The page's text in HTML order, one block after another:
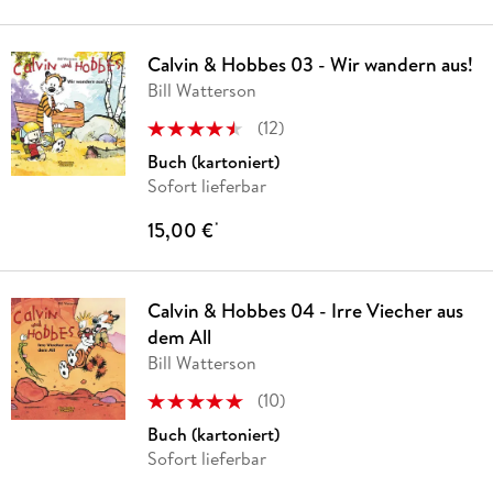
Calvin & Hobbes 03 - Wir wandern aus!
Bill Watterson
(12)
Buch (kartoniert)
Sofort lieferbar
15,00 €*
Calvin & Hobbes 04 - Irre Viecher aus
dem All
Bill Watterson
(10)
Buch (kartoniert)
Sofort lieferbar